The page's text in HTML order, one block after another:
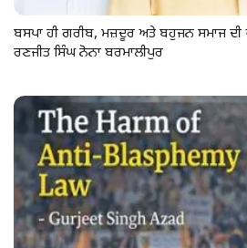
ਬਸਪਾ ਹੀ ਗਰੀਬ, ਮਜ਼ਦੂਰ ਅਤੇ ਬਹੁਜਨ ਸਮਾਜ ਦੀ
ਰਣਜੀਤ ਸਿੰਘ ਨੋਨਾ ਬਰਮਾਲੀਪੁਰ